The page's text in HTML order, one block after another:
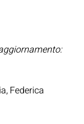
Federica